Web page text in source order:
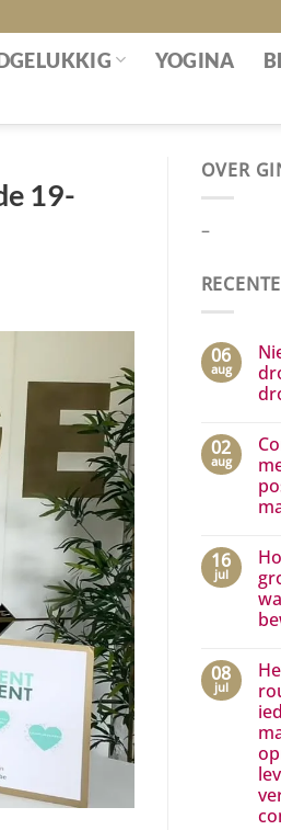
YOGINA
19-
OVER
–
06
aug
op
Niet
elke
te
02
aug
op
aan
die
het
16
jul
op
Hoe
van
in
08
jul